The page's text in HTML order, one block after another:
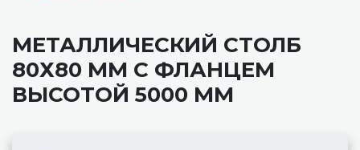
МЕТАЛЛИЧЕСКИЙ СТОЛБ
80Х80 ММ С ФЛАНЦЕМ
ВЫСОТОЙ 5000 ММ